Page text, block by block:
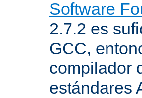
Software
2.7.2 es
GCC,
compilador
estándares